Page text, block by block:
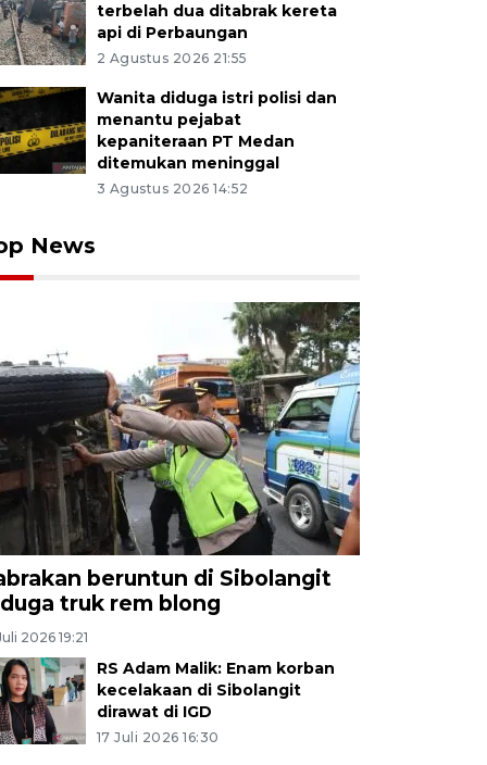
terbelah dua ditabrak kereta
api di Perbaungan
2 Agustus 2026 21:55
Wanita diduga istri polisi dan
menantu pejabat
kepaniteraan PT Medan
ditemukan meninggal
3 Agustus 2026 14:52
News
beruntun di Sibolangit
truk rem blong
2026 19:21
RS Adam Malik: Enam korban
kecelakaan di Sibolangit
dirawat di IGD
17 Juli 2026 16:30